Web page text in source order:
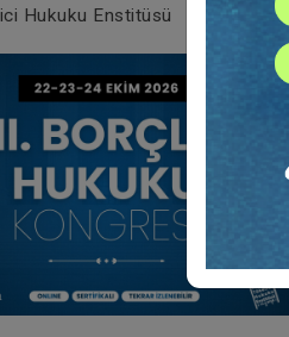
Hukuku Enstitüsü